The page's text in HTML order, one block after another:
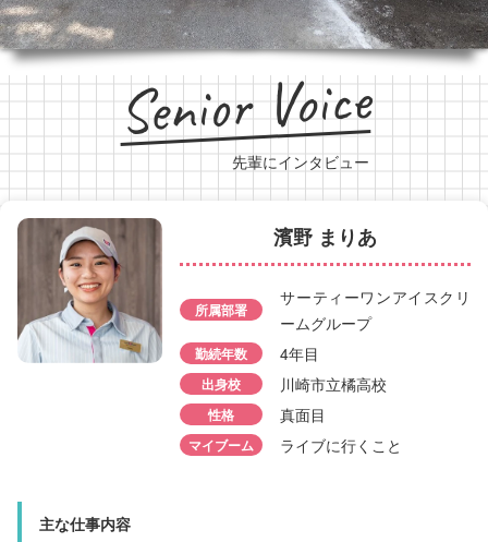
Senior Voice
先輩にインタビュー
濱野 まりあ
所属部署
サーティーワンアイスクリ
ームグループ
勤続年数 4年目
出身校 川崎市立橘高校
性格 真面目
マイブーム ライブに行くこと
主な仕事内容
石川 美羽
所属部署 ミスタードーナツグル
勤続年数
出身校 山梨県立笛吹高校
マイブーム